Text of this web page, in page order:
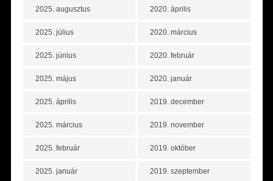
2025. augusztus
2025. július
2025. június
2025. május
2025. április
2025. március
2025. február
2025. január
2020. április
2020. március
2020. február
2020. január
2019. december
2019. november
2019. október
2019. szeptember